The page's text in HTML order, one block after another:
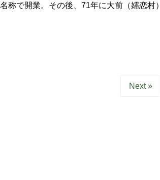
で開業。その後、71年に大前（嬬恋村）
Next »